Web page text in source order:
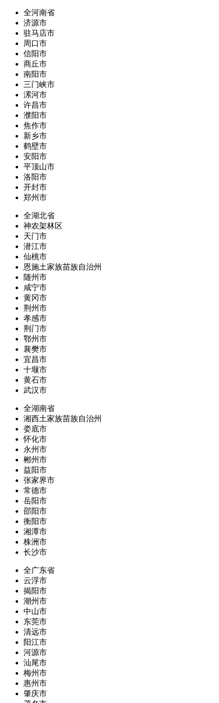
全河南省
济源市
驻马店市
周口市
信阳市
商丘市
南阳市
三门峡市
漯河市
许昌市
濮阳市
焦作市
新乡市
鹤壁市
安阳市
平顶山市
洛阳市
开封市
郑州市
全湖北省
神农架林区
天门市
潜江市
仙桃市
恩施土家族苗族自治州
随州市
咸宁市
黄冈市
荆州市
孝感市
荆门市
鄂州市
襄樊市
宜昌市
十堰市
黄石市
武汉市
全湖南省
湘西土家族苗族自治州
娄底市
怀化市
永州市
郴州市
益阳市
张家界市
常德市
岳阳市
邵阳市
衡阳市
湘潭市
株洲市
长沙市
全广东省
云浮市
揭阳市
潮州市
中山市
东莞市
清远市
阳江市
河源市
汕尾市
梅州市
惠州市
肇庆市